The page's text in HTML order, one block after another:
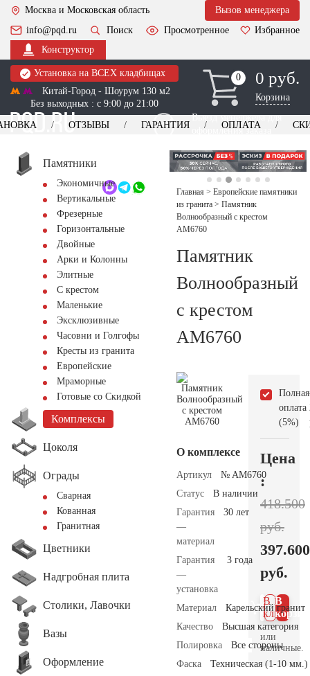
Москва и Московская область
Вызов менеджера
info@pqd.ru
Поиск Просмотренное
Избранное
Конструктор
Установка на ВСЕХ кладбищах
Китай-Город - Шоурум 130 м2
Без выходных : с 9:00 до 21:00
0
0 0 руб.
Корзина
Выезд менеджера для
оформления заказа
+7 (495) 518-44-23
Обратный звонок
ОТЗЫВЫ ГАРАНТИЯ ОПЛАТА
Памятники
Экономичные
Вертикальные
Фрезерные
Горизонтальные
Двойные
Арки и Колонны
Элитные
С крестом
Маленькие
Эксклюзивные
Часовни и Голгофы
Кресты из гранита
Европейские
Мраморные
Готовые со Скидкой
Комплексы
Цоколя
Ограды
Сварная
Кованная
Гранитная
Цветники
Надгробная плита
Столики, Лавочки
Вазы
Оформление
Главная > Европейские памятники
из гранита > Памятник
Волнообразный с крестом
AM6760
Памятник
Волнообразный
с крестом
AM6760
О комплексе
Артикул
№ AM6760
Статус
В наличии
Гарантия
—
материал
30 лет
Гарантия
—
установка
3 года
Материал
Карельский гранит
Качество
Высшая категория
Полировка
Все стороны
Фаска
Техническая (1-10 мм.)
Полная
оплата
(5%)
Цена
:
418.500
руб.
397.600
руб.
В
В 1
клик
или
наличные.